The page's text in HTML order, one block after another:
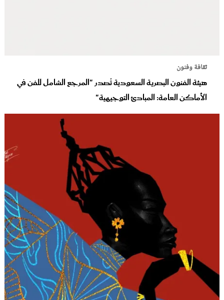
ثقافة وفنون
هيئة الفنون البصرية السعودية تُصدر "المرجع الشامل للفن في
الأماكن العامة: المبادئ التوجيهية"